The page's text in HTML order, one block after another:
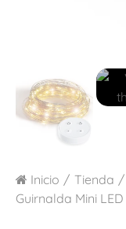
Inicio Tienda
Guirnalda Mini LED